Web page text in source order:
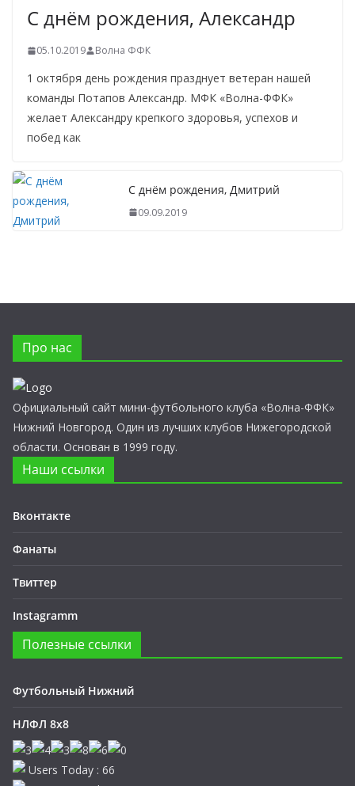
С днём рождения, Александр
05.10.2019 Волна ФФК
1 октября день рождения празднует ветеран нашей
команды Потапов Александр. МФК «Волна-ФФК»
желает Александру крепкого здоровья, успехов и
побед как
С днём рождения, Дмитрий
09.09.2019
Про нас
Официальный сайт мини-футбольного клуба «Волна-ФФК»
Нижний Новгород. Один из лучших клубов Нижегородской
области. Основан в 1999 году.
Наши ссылки
Вконтакте
Фанаты
Твиттер
Instagramm
Полезные ссылки
Футбольный Нижний
НЛФЛ 8х8
Users Today : 66